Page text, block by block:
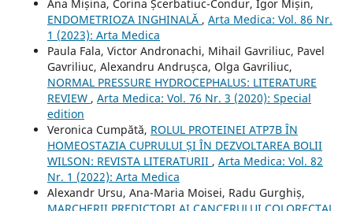
Ana Mișina, Corina Șcerbatiuc-Condur, Igor Mișin,
ENDOMETRIOZA INGHINALĂ , Arta Medica: Vol. 86 Nr.
1 (2023): Arta Medica
Paula Fala, Victor Andronachi, Mihail Gavriliuc, Pavel
Gavriliuc, Alexandru Andrușca, Olga Gavriliuc,
NORMAL PRESSURE HYDROCEPHALUS: LITERATURE
REVIEW , Arta Medica: Vol. 76 Nr. 3 (2020): Special
edition
Veronica Cumpătă, ROLUL PROTEINEI ATP7B ÎN
HOMEOSTAZIA CUPRULUI ȘI ÎN DEZVOLTAREA BOLII
WILSON: REVISTA LITERATURII , Arta Medica: Vol. 82
Nr. 1 (2022): Arta Medica
Alexandr Ursu, Ana-Maria Moisei, Radu Gurghiș,